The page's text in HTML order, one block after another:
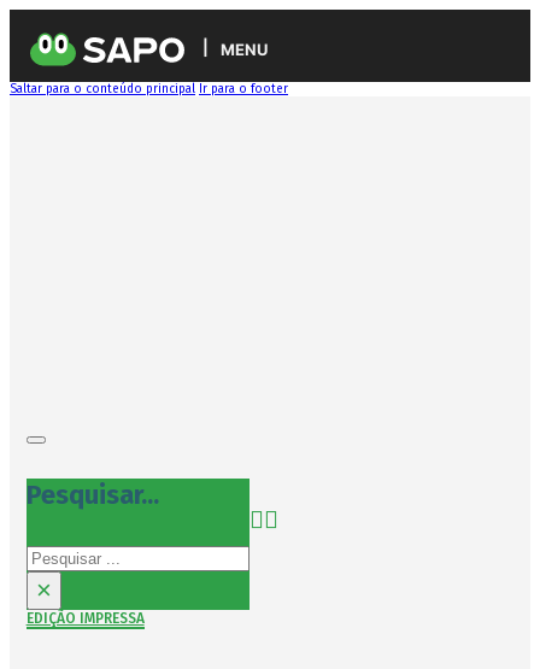
MENU
Saltar para o conteúdo principal Ir para o footer
Pesquisar...
Pesquisar
×
EDIÇÃO IMPRESSA